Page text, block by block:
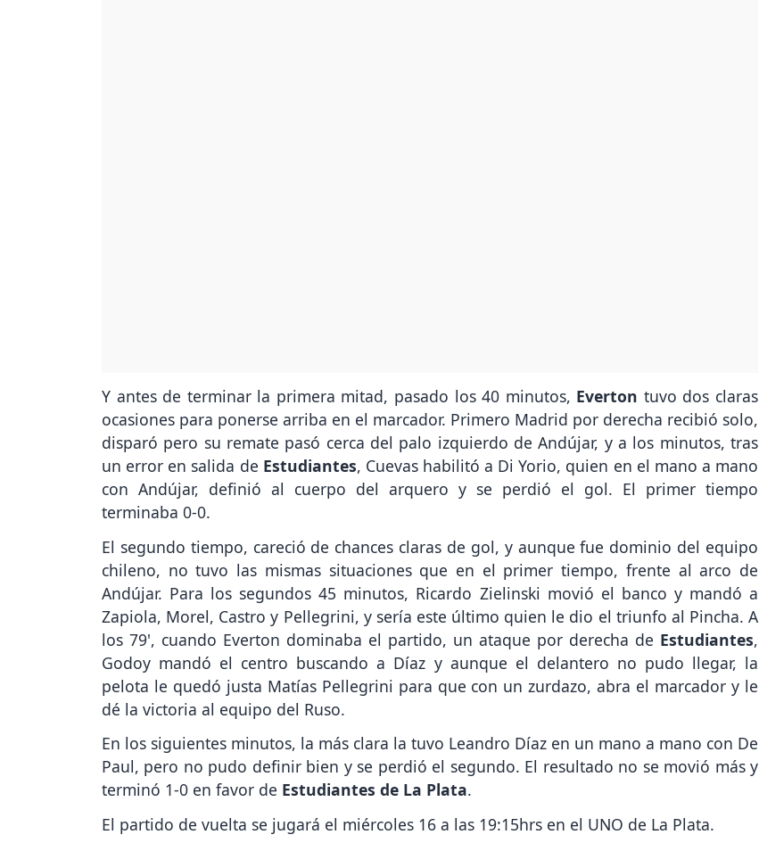
Y antes de terminar la primera mitad, pasado los 40 minutos, Everton tuvo dos claras
ocasiones para ponerse arriba en el marcador. Primero Madrid por derecha recibió solo,
disparó pero su remate pasó cerca del palo izquierdo de Andújar, y a los minutos, tras
un error en salida de Estudiantes, Cuevas habilitó a Di Yorio, quien en el mano a mano
con Andújar, definió al cuerpo del arquero y se perdió el gol. El primer tiempo
terminaba 0-0.
El segundo tiempo, careció de chances claras de gol, y aunque fue dominio del equipo
chileno, no tuvo las mismas situaciones que en el primer tiempo, frente al arco de
Andújar. Para los segundos 45 minutos, Ricardo Zielinski movió el banco y mandó a
Zapiola, Morel, Castro y Pellegrini, y sería este último quien le dio el triunfo al Pincha. A
los 79', cuando Everton dominaba el partido, un ataque por derecha de Estudiantes,
Godoy mandó el centro buscando a Díaz y aunque el delantero no pudo llegar, la
pelota le quedó justa Matías Pellegrini para que con un zurdazo, abra el marcador y le
dé la victoria al equipo del Ruso.
En los siguientes minutos, la más clara la tuvo Leandro Díaz en un mano a mano con De
Paul, pero no pudo definir bien y se perdió el segundo. El resultado no se movió más y
terminó 1-0 en favor de Estudiantes de La Plata.
El partido de vuelta se jugará el miércoles 16 a las 19:15hrs en el UNO de La Plata.